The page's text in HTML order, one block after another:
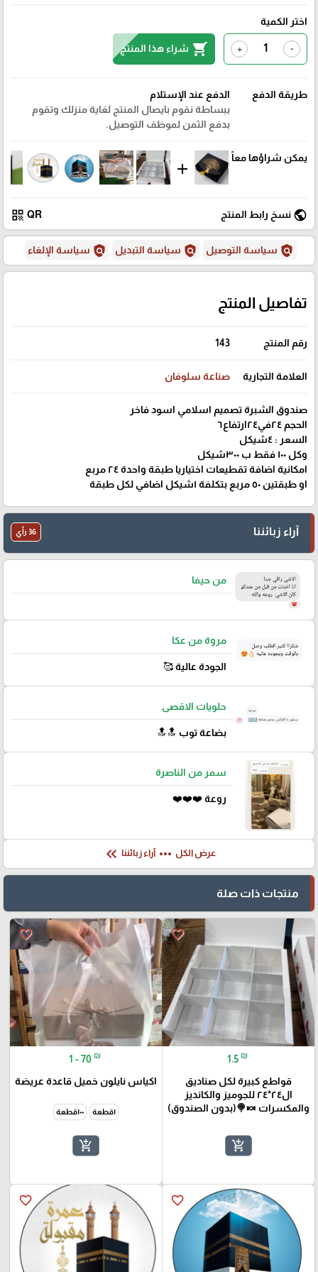
اختر الكمية
-
+
shopping_cart شراء هذا المنتج
طريقة الدفع
الدفع عند الإستلام
ببساطة نقوم بايصال المنتج لغاية منزلك وتقوم
بدفع الثمن لموظف التوصيل.
يمكن شراؤها معاً
add
public نسخ رابط المنتج QR
qr_code
policy سياسة التوصيل policy سياسة التبديل policy سياسة الإلغاء
تفاصيل المنتج
رقم المنتج 143
العلامة التجارية صناعة سلوفان
صندوق الشبرة تصميم اسلامي اسود فاخر
الحجم ٢٤في٢٤ارتفاع٦
السعر : ٤شيكل
وكل ١٠٠ فقط ب ٣٠٠شيكل
امكانية اضافة تقطيعات اختياريا طبقة واحدة ٢٤ مربع
او طبقتين ٥٠ مربع بتكلفة ١شيكل اضافي لكل طبقة
آراء زبائننا 36 رأي
من حيفا
مروة من عكا
الجودة عالية 🥰
حلويات الاقصى
بضاعة توب 🔝🔝
سمر من الناصرة
روعة ❤️❤️❤️
عرض الكل more_horiz آراء زبائننا keyboard_double_arrow_left
منتجات ذات صلة
favorite_border
1.5 ₪
قواطع كبيرة لكل صناديق
ال٢٤*٢٤ للجوميز والكانديز
والمكسرات 🍬🍭(بدون الصندوق)
add_shopping_cart
favorite_border
1 - 70 ₪
اكياس نايلون خميل قاعدة عريضة
١قطعة ١٠٠قطعة
add_shopping_cart
favorite_border
favorite_border